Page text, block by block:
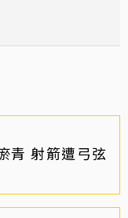
青 射箭遭弓弦